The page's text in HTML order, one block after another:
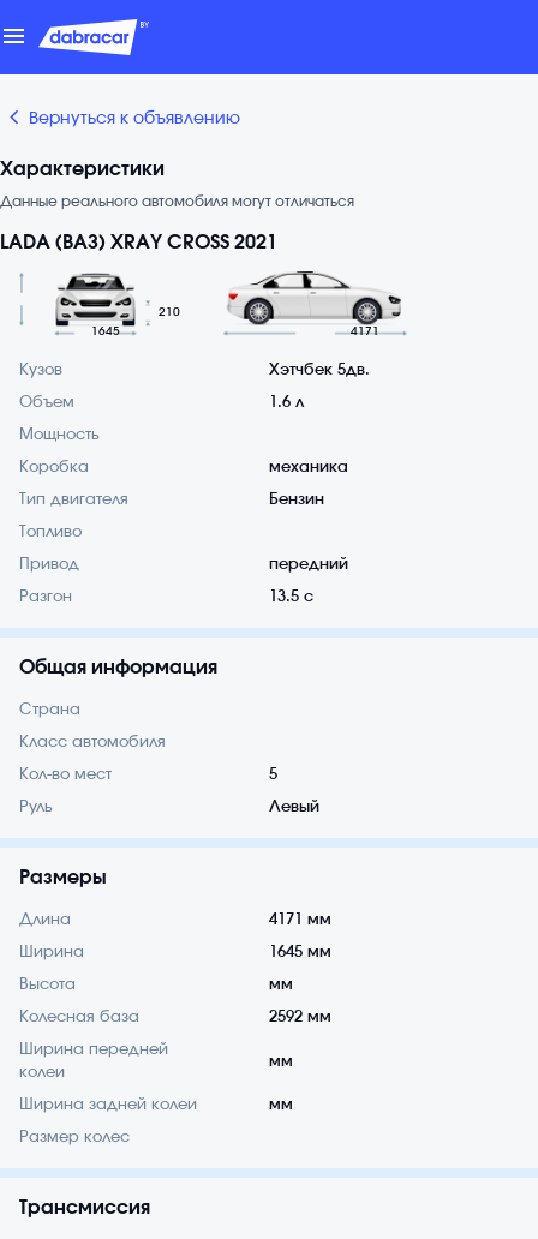
menu
chevron_backward Вернуться к объявлению
Характеристики
Данные реального автомобиля могут отличаться
LADA (ВАЗ) XRAY CROSS 2021
1645
210
4171
Кузов Хэтчбек 5дв.
Объем 1.6 л
Мощность
Коробка механика
Тип двигателя Бензин
Топливо
Привод передний
Разгон 13.5 с
Общая информация
Страна
Класс автомобиля
Кол-во мест 5
Руль Левый
Размеры
Длина 4171 мм
Ширина 1645 мм
Высота мм
Колесная база 2592 мм
Ширина передней
колеи
мм
Ширина задней колеи мм
Размер колес
Трансмиссия